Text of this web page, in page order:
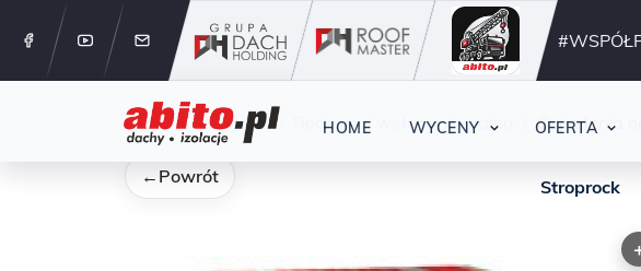
12 288 24 42
HOME WYCENY OFERTA
Start Kategorie Rockwool wełna mineralna Ocieplenia
← Powrót Stroprock